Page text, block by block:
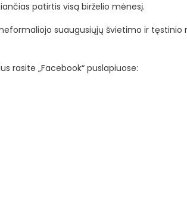
patirtis visą birželio mėnesį.
suaugusiųjų švietimo ir
rasite „Facebook“ puslapiuose: